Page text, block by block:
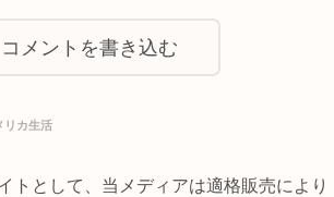
コメントを書き込む
リカ生活
トとして、当メディアは適格販売により